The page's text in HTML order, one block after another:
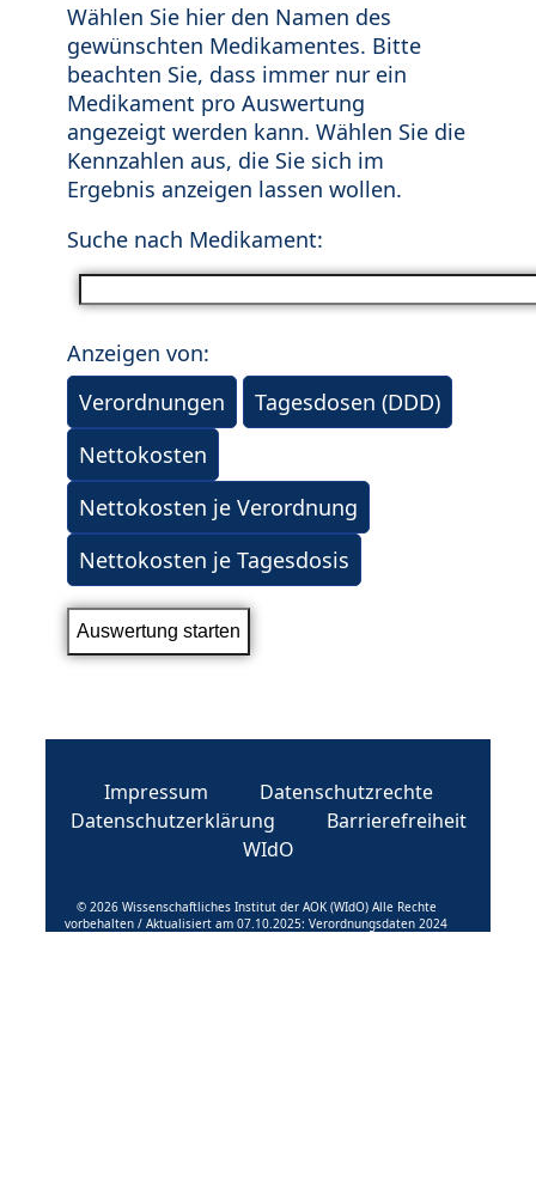
Wählen Sie hier den Namen des
gewünschten Medikamentes. Bitte
beachten Sie, dass immer nur ein
Medikament pro Auswertung
angezeigt werden kann. Wählen Sie die
Kennzahlen aus, die Sie sich im
Ergebnis anzeigen lassen wollen.
Suche nach Medikament:
Anzeigen von:
Verordnungen
Tagesdosen (DDD)
Nettokosten
Nettokosten je Verordnung
Nettokosten je Tagesdosis
Impressum
Datenschutzrechte
Datenschutzerklärung
Barrierefreiheit
WIdO
© 2026 Wissenschaftliches Institut der AOK (WIdO) Alle Rechte
vorbehalten / Aktualisiert am 07.10.2025: Verordnungsdaten 2024